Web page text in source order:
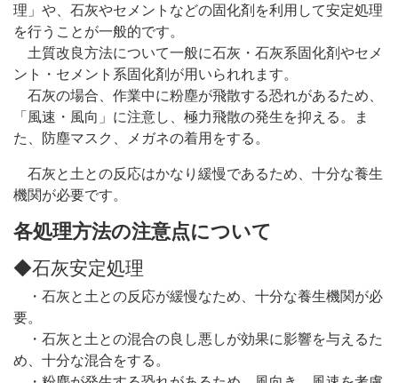
理」や、石灰やセメントなどの固化剤を利用して安定処理
を行うことが一般的です。
土質改良方法について一般に石灰・石灰系固化剤やセメ
ント・セメント系固化剤が用いられれます。
石灰の場合、作業中に粉塵が飛散する恐れがあるため、
「風速・風向」に注意し、極力飛散の発生を抑える。ま
た、防塵マスク、メガネの着用をする。
石灰と土との反応はかなり緩慢であるため、十分な養生
機関が必要です。
各処理方法の注意点について
◆石灰安定処理
・石灰と土との反応が緩慢なため、十分な養生機関が必
要。
・石灰と土との混合の良し悪しが効果に影響を与えるた
め、十分な混合をする。